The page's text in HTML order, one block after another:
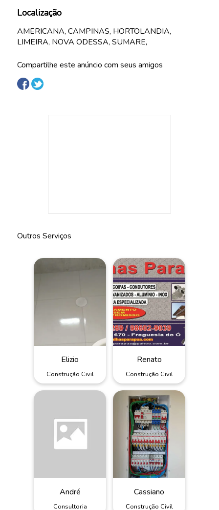
Localização
AMERICANA, CAMPINAS, HORTOLANDIA,
LIMEIRA, NOVA ODESSA, SUMARE,
Compartilhe este anúncio com seus amigos
Outros Serviços
Elizio
Construção Civil
Renato
Construção Civil
André
Consultoria
Cassiano
Construção Civil